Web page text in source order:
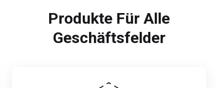
Produkte Für Alle
Geschäftsfelder